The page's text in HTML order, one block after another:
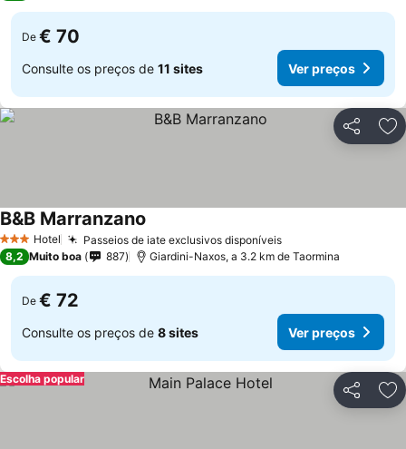
De € 70
Consulte os preços de 11 sites Ver preços
Partilhar
3 EstrelasHotel Passeios de iate exclusivos disponíveisVer preços
B&B Marranzano
8,2 Muito boa 887 Giardini-Naxos, a 3.2 km de Taormina
De € 72
Consulte os preços de 8 sites Ver preços
Partilhar
Escolha popular